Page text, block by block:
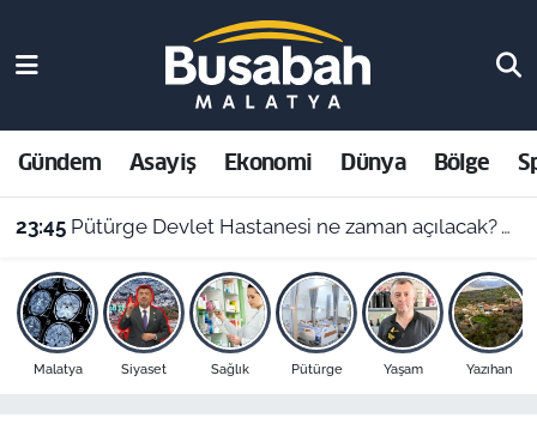
Gündem Asayiş Ekonomi Dünya Bölge
23:45 Pütürge Devlet Hastanesi ne zaman açılacak? Vali Yavuz açıkladı
Malatya Siyaset Sağlık Pütürge Yaşam Yazıhan
Asayiş
Ekonomi
Dünya
Bölge
Malatya Nöbetçi Eczaneler
Malatya Hava Durumu
Malatya Namaz Vakitleri
Malatya Trafik Yoğunluk Haritası
Süper Lig Puan Durumu ve Fikstür